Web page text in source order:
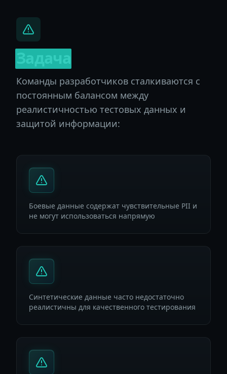
Команды разработчиков сталкиваются с
постоянным балансом между
реалистичностью тестовых данных и
защитой информации:
Боевые данные содержат чувствительные PII и
не могут использоваться напрямую
Синтетические данные часто недостаточно
реалистичны для качественного тестирования